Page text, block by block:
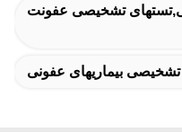
تشخیصی عفونت
بیماریهای عفونی